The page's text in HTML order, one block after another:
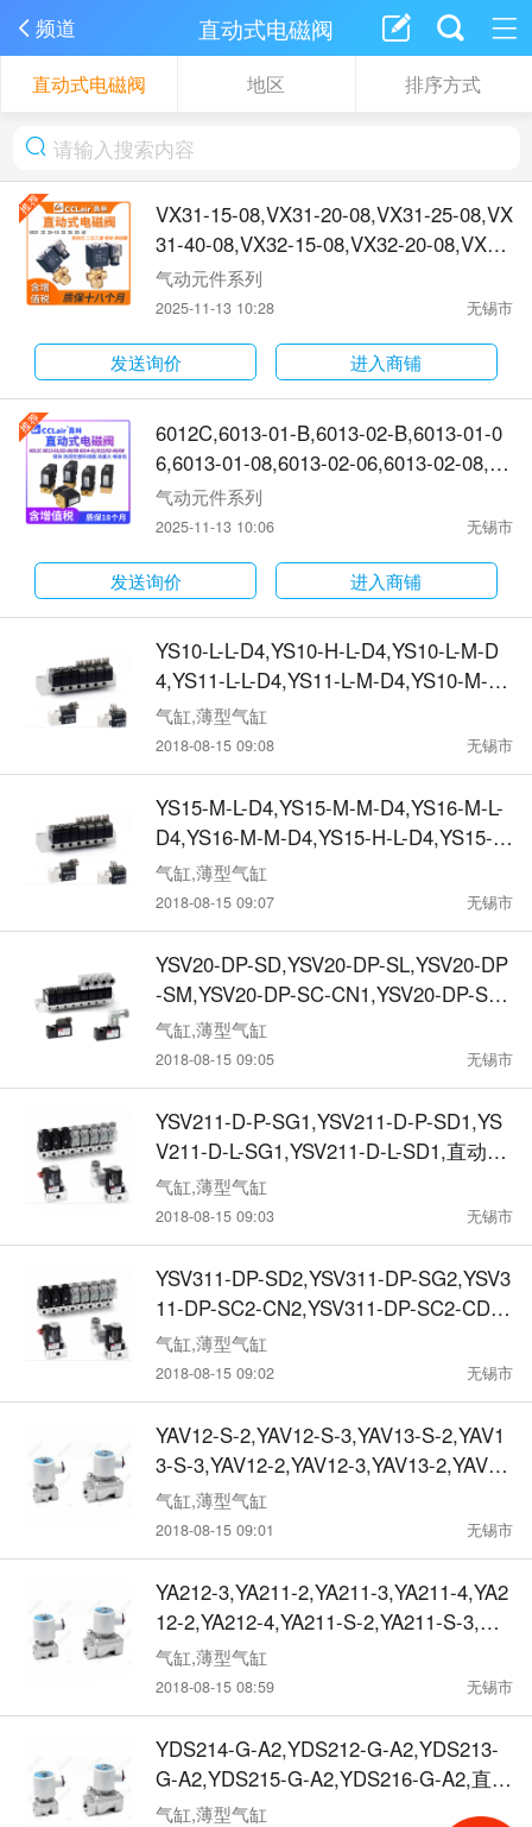
频道 直动式电磁阀
直动式电磁阀 地区 排序方式
VX31-15-08,VX31-20-08,VX31-25-08,VX
31-40-08,VX32-15-08,VX32-20-08,VX32
-25-08,VX32-40-08,VX33-15-08,VX33-2
0-08,VX33-25-08,VX33-40-08,VX31-C,V
15-Z,5578FV20-Z电磁阀
气动元件系列
2025-11-13 10:28 无锡市
发送询价 进入商铺
6012C,6013-01-B,6013-02-B,6013-01-0
6,6013-01-08,6013-02-06,6013-02-08,60
13D-01-06,6013D-01-08,6013D-02-06,6
013D-02-08,6013-01-06L,6013-01-08L,6
4-015-B,6014-02-B,6014-025-B电磁阀
气动元件系列
2025-11-13 10:06 无锡市
发送询价 进入商铺
YS10-L-L-D4,YS10-H-L-D4,YS10-L-M-D
4,YS11-L-L-D4,YS11-L-M-D4,YS10-M-M-
D4,直动式电磁阀
气缸,薄型气缸
2018-08-15 09:08 无锡市
YS15-M-L-D4,YS15-M-M-D4,YS16-M-L-
D4,YS16-M-M-D4,YS15-H-L-D4,YS15-M
-L-D2,直动式电磁阀
气缸,薄型气缸
2018-08-15 09:07 无锡市
YSV20-DP-SD,YSV20-DP-SL,YSV20-DP
-SM,YSV20-DP-SC-CN1,YSV20-DP-SC-
CD1,YSV20-DP-SC-CZ1,直动式电磁阀
气缸,薄型气缸
2018-08-15 09:05 无锡市
YSV211-D-P-SG1,YSV211-D-P-SD1,YS
V211-D-L-SG1,YSV211-D-L-SD1,直动式
电磁阀
气缸,薄型气缸
2018-08-15 09:03 无锡市
YSV311-DP-SD2,YSV311-DP-SG2,YSV3
11-DP-SC2-CN2,YSV311-DP-SC2-CD2,
直动式电磁阀
气缸,薄型气缸
2018-08-15 09:02 无锡市
YAV12-S-2,YAV12-S-3,YAV13-S-2,YAV1
3-S-3,YAV12-2,YAV12-3,YAV13-2,YAV13
-3,直动式电磁阀
气缸,薄型气缸
2018-08-15 09:01 无锡市
YA212-3,YA211-2,YA211-3,YA211-4,YA2
12-2,YA212-4,YA211-S-2,YA211-S-3,直
动式电磁阀
气缸,薄型气缸
2018-08-15 08:59 无锡市
YDS214-G-A2,YDS212-G-A2,YDS213-
G-A2,YDS215-G-A2,YDS216-G-A2,直动
式电磁阀
气缸,薄型气缸